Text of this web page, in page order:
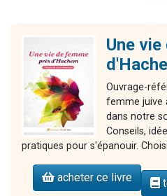
Une
Ouvrage-
femme juive
dans notre
Conseils,
pratiques pour s'épanouir.
acheter ce livre